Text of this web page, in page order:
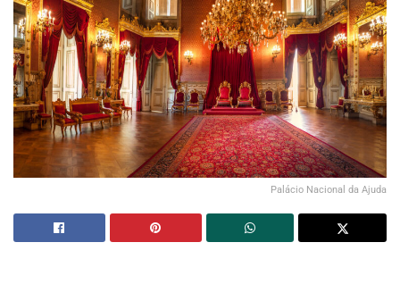
Palácio Nacional da Ajuda